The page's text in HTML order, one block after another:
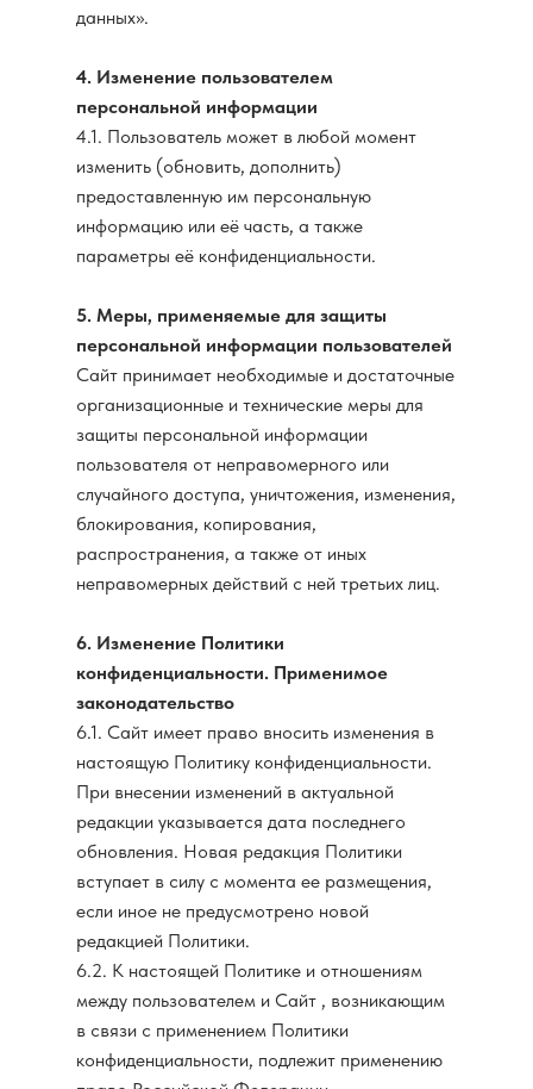
данных».
4. Изменение пользователем
персональной информации
4.1. Пользователь может в любой момент
изменить (обновить, дополнить)
предоставленную им персональную
информацию или её часть, а также
параметры её конфиденциальности.
5. Меры, применяемые для защиты
персональной информации пользователей
Сайт принимает необходимые и достаточные
организационные и технические меры для
защиты персональной информации
пользователя от неправомерного или
случайного доступа, уничтожения, изменения,
блокирования, копирования,
распространения, а также от иных
неправомерных действий с ней третьих лиц.
6. Изменение Политики
конфиденциальности. Применимое
законодательство
6.1. Сайт имеет право вносить изменения в
настоящую Политику конфиденциальности.
При внесении изменений в актуальной
редакции указывается дата последнего
обновления. Новая редакция Политики
вступает в силу с момента ее размещения,
если иное не предусмотрено новой
редакцией Политики.
6.2. К настоящей Политике и отношениям
между пользователем и Сайт , возникающим
в связи с применением Политики
конфиденциальности, подлежит применению